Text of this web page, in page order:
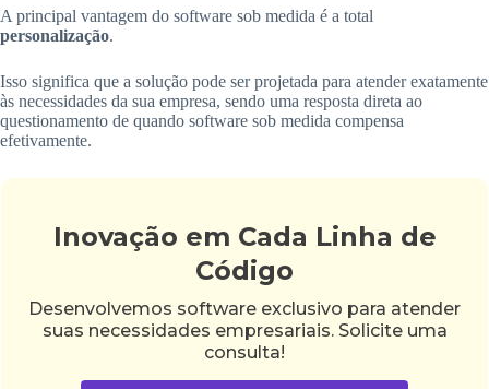
A principal vantagem do software sob medida é a total
personalização.
Isso significa que a solução pode ser projetada para atender exatamente
às necessidades da sua empresa, sendo uma resposta direta ao
questionamento de quando software sob medida compensa
efetivamente.
Inovação em Cada Linha de
Código
Desenvolvemos software exclusivo para atender
suas necessidades empresariais. Solicite uma
consulta!